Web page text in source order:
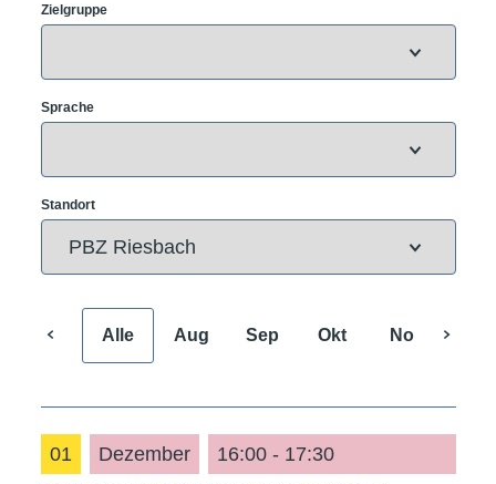
Zielgruppe
Sprache
Standort
Alle Aug Sep Okt Nov
01 Dezember 16:00 - 17:30